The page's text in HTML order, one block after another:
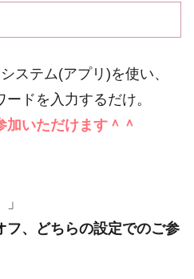
ステム(アプリ)を使い、
ドを入力するだけ。
加いただけます＾＾
フ、どちらの設定でのご参